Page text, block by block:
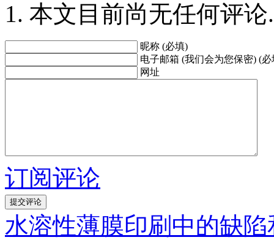
本文目前尚无任何评论.
昵称 (必填)
电子邮箱 (我们会为您保密) (必
网址
订阅评论
水溶性薄膜印刷中的缺